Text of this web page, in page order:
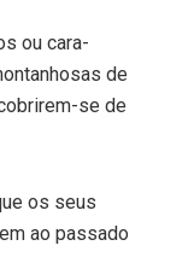
ou cara-
de
se de
os seus
ao passado